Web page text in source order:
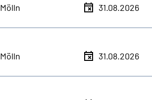
Mölln 31.08.2026
Mölln 31.08.2026